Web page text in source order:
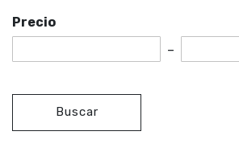
Precio
Buscar